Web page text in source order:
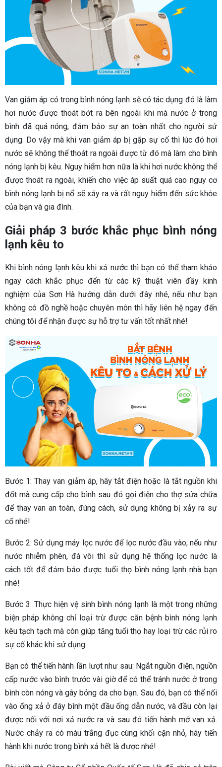
Van giảm áp có trong bình nóng lạnh sẽ có tác dụng đó là làm
hơi nước được thoát bớt ra bên ngoài khi mà nước ở trong
bình đã quá nóng, đảm bảo sự an toàn nhất cho người sử
dụng. Do vậy mà khi van giảm áp bị gặp sự cố thì lúc đó hơi
nước sẽ không thể thoát ra ngoài được từ đó mà làm cho bình
nóng lạnh bị kêu. Nguy hiểm hơn nữa là khi hơi nước không thể
được thoát ra ngoài, khiến cho việc áp suất quá cao nguy cơ
bình nóng lạnh bị nổ sẽ xảy ra và rất nguy hiểm đến sức khỏe
của bạn và gia đình.
Giải pháp 3 bước khắc phục bình nóng
lạnh kêu to
Khi bình nóng lạnh kêu khi xả nước thì bạn có thể tham khảo
ngay cách khắc phục đến từ các kỹ thuật viên đầy kinh
nghiệm của Sơn Hà hướng dẫn dưới đây nhé, nếu như bạn
không có đồ nghề hoặc chuyên môn thì hãy liên hệ ngay đến
chúng tôi để nhận được sự hỗ trợ tư vấn tốt nhất nhé!
Bước 1: Thay van giảm áp, hãy tắt điện hoặc là tắt nguồn khi
đốt mà cung cấp cho bình sau đó gọi điện cho thợ sửa chữa
để thay van an toàn, đúng cách, sử dụng không bị xảy ra sự
cố nhé!
Bước 2: Sử dụng máy lọc nước để lọc nước đầu vào, nếu như
nước nhiễm phèn, đá vôi thì sử dụng hệ thống lọc nước là
cách tốt để đảm bảo được tuổi thọ bình nóng lạnh nhà bạn
nhé!
Bước 3: Thực hiện vệ sinh bình nóng lạnh là một trong những
biện pháp không chỉ loại trừ được căn bệnh bình nóng lạnh
kêu tạch tạch mà còn giúp tăng tuổi thọ hay loại trừ các rủi ro
sự cố khác khi sử dụng.
Bạn có thể tiến hành lần lượt như sau: Ngắt nguồn điện, nguồn
cấp nước vào bình trước vài giờ để có thể tránh nước ở trong
bình còn nóng và gây bỏng da cho bạn. Sau đó, bạn có thể nối
vào ống xả ở đáy bình một đầu ống dẫn nước, và đầu còn lại
được nối với nơi xả nước ra và sau đó tiến hành mở van xả.
Nước chảy ra có màu trắng đục cùng khối cặn nhỏ, hãy tiến
hành khi nước trong bình xả hết là được nhé!